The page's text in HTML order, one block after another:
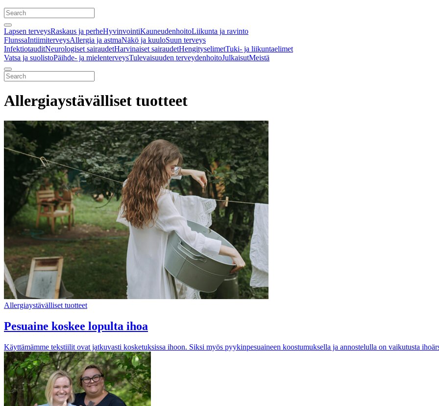
Lapsen terveysRaskaus ja perheHyvinvointiKauneudenhoitoLiikunta ja ravinto
FlunssaIntiimiterveysAllergia ja astmaNäkö ja kuuloSuun terveys
InfektiotauditNeurologiset sairaudetHarvinaiset sairaudetHengityselimetTuki- ja liikuntaelimet
Vatsa ja suolistoPäihde- ja mielenterveysTulevaisuuden terveydenhoitoJulkaisutMeistä
Allergiaystävälliset tuotteet
Allergiaystävälliset tuotteet
Pesuaine koskee lopulta ihoa
Käyttämämme tekstiilit ovat jatkuvasti kosketuksissa ihoon. Siksi myös pyykinpesuaineen koostumuksella ja annostelulla on vaikutusta